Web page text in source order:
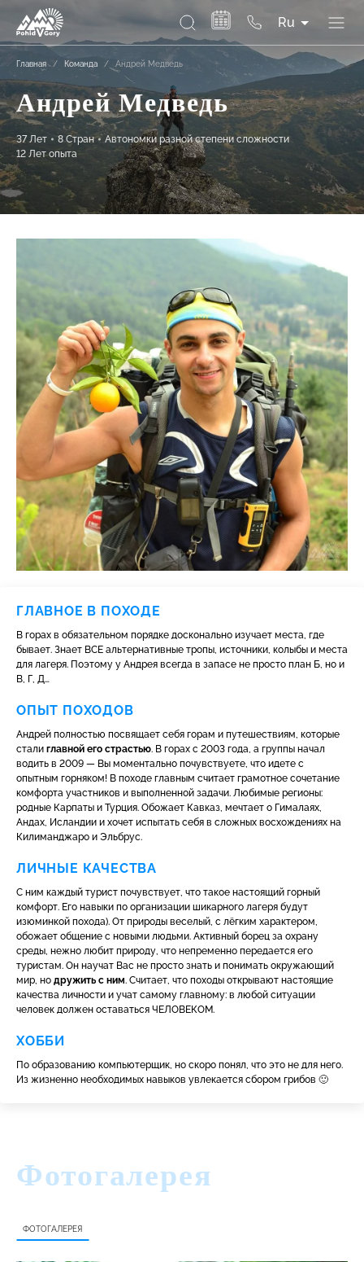
Ru
Главная / Команда / Андрей Медведь
Андрей Медведь
37 Лет 8 Стран
Автономки разной степени сложности
12 Лет опыта
ГЛАВНОЕ В ПОХОДЕ
В горах в обязательном порядке досконально изучает места, где
бывает. Знает ВСЕ альтернативные тропы, источники, колыбы и места
для лагеря. Поэтому у Андрея всегда в запасе не просто план Б, но и
В, Г, Д…
ОПЫТ ПОХОДОВ
Андрей полностью посвящает себя горам и путешествиям, которые
стали главной его страстью. В горах с 2003 года, а группы начал
водить в 2009 — Вы моментально почувствуете, что идете с
опытным горняком! В походе главным считает грамотное сочетание
комфорта участников и выполненной задачи. Любимые регионы:
родные Карпаты и Турция. Обожает Кавказ, мечтает о Гималаях,
Андах, Исландии и хочет испытать себя в сложных восхождениях на
Килиманджаро и Эльбрус.
ЛИЧНЫЕ КАЧЕСТВА
С ним каждый турист почувствует, что такое настоящий горный
комфорт. Его навыки по организации шикарного лагеря будут
изюминкой похода). От природы веселый, с лёгким характером,
обожает общение с новыми людьми. Активный борец за охрану
среды, нежно любит природу, что непременно передается его
туристам. Он научат Вас не просто знать и понимать окружающий
мир, но дружить с ним. Считает, что походы открывают настоящие
качества личности и учат самому главному: в любой ситуации
человек должен оставаться ЧЕЛОВЕКОМ.
ХОББИ
По образованию компьютерщик, но скоро понял, что это не для него.
Из жизненно необходимых навыков увлекается сбором грибов 🙂
Фотогалерея
ФОТОГАЛЕРЕЯ